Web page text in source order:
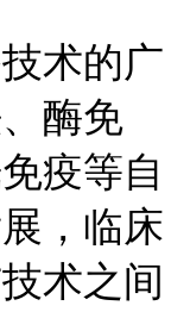
术的广
酶免
疫等自
，临床
术之间